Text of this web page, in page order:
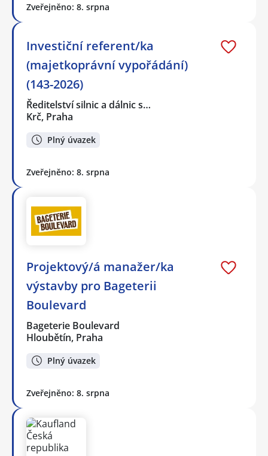
Zveřejněno: 8. srpna
Investiční referent/ka
(majetkoprávní vypořádání)
(143-2026)
Ředitelství silnic a dálnic s…
Krč, Praha
Plný úvazek
Zveřejněno: 8. srpna
Projektový/á manažer/ka
výstavby pro Bageterii
Boulevard
Bageterie Boulevard
Hloubětín, Praha
Plný úvazek
Zveřejněno: 8. srpna